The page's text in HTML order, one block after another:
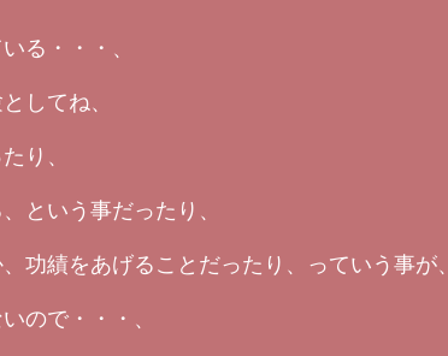
る・・・、
してね、
り、
という事だったり、
功績をあげることだったり、っていう事が、
ので・・・、